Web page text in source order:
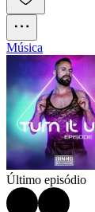
Música
Último episódio